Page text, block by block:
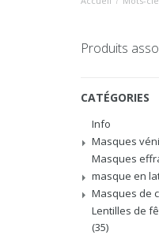
Produits
CATÉGORIES
Info
Masques
Masques
masque en
Masques de
Lentilles de
(35)